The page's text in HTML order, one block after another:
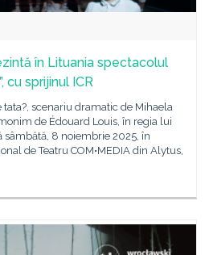
în Lituania spectacolul
cu sprijinul ICR
scenariu dramatic de Mihaela
de Édouard Louis, în regia lui
sâmbătă, 8 noiembrie 2025, în
de Teatru COM•MEDIA din Alytus,